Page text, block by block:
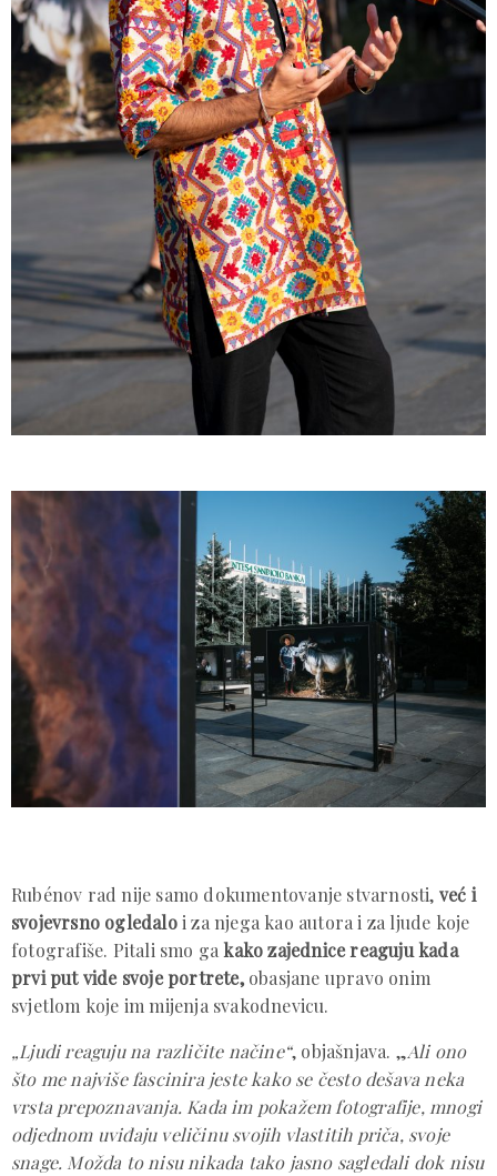
Rubénov rad nije samo dokumentovanje stvarnosti, već i
svojevrsno ogledaloi za njega kao autora i za ljude koje
fotografiše. Pitali smo gakako zajednice reaguju kada
prvi put vide svoje portrete, obasjane upravo onim
svjetlom koje im mijenja svakodnevicu.
„Ljudi reaguju na različite načine“, objašnjava. „Ali ono
što me najviše fascinira jeste kako se često dešava neka
vrsta prepoznavanja. Kada im pokažem fotografije, mnogi
odjednom uviđaju veličinu svojih vlastitih priča, svoje
snage. Možda to nisu nikada tako jasno sagledali dok nisu